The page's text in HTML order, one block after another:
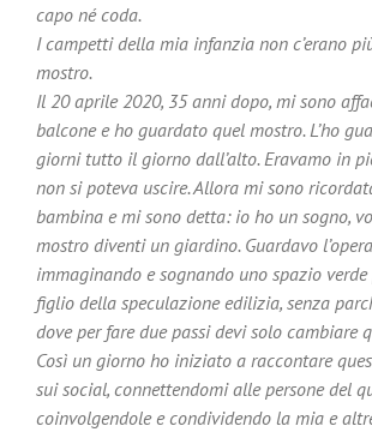
capo né coda.
I campetti della mia infanzia non c’erano
mostro.
Il 20 aprile 2020, 35 anni dopo, mi sono
balcone e ho guardato quel mostro. L’ho
giorni tutto il giorno dall’alto. Eravamo in
non si poteva uscire. Allora mi sono
bambina e mi sono detta: io ho un sogno,
mostro diventi un giardino. Guardavo
immaginando e sognando uno spazio
figlio della speculazione edilizia, senza
dove per fare due passi devi solo cambiare
Così un giorno ho iniziato a raccontare
sui social, connettendomi alle persone del
coinvolgendole e condividendo la mia e